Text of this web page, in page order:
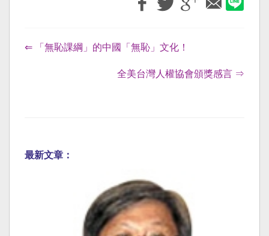
⇐ 「無恥課綱」的中國「無恥」文化！
全美台灣人權協會頒獎感言 ⇒
最新文章：